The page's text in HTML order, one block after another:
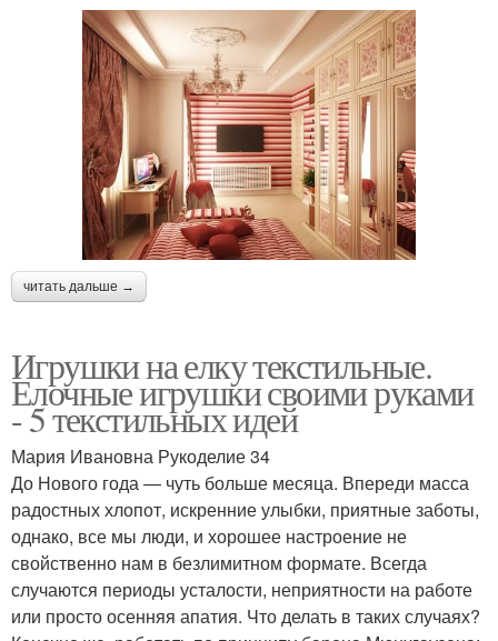
читать дальше →
Игрушки на елку текстильные.
Елочные игрушки своими руками
- 5 текстильных идей
Мария Ивановна Рукоделие 34
До Нового года — чуть больше месяца. Впереди масса
радостных хлопот, искренние улыбки, приятные заботы,
однако, все мы люди, и хорошее настроение не
свойственно нам в безлимитном формате. Всегда
случаются периоды усталости, неприятности на работе
или просто осенняя апатия. Что делать в таких случаях?